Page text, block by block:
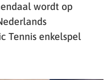
wordt op
Tennis enkelspel